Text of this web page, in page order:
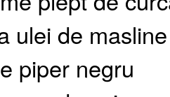
ulei de masline
piper negru